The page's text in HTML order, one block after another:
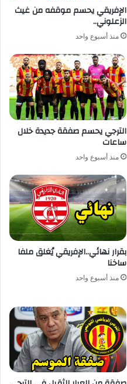
الإفريقي يحسم موقفه من غيث
الزعلوني..
منذ أسبوع واحد
الترجي يحسم صفقة جديدة خلال
ساعات
منذ أسبوع واحد
بقرار نهائي..الإفريقي يُغلق ملفا
ساخنا
منذ أسبوع واحد